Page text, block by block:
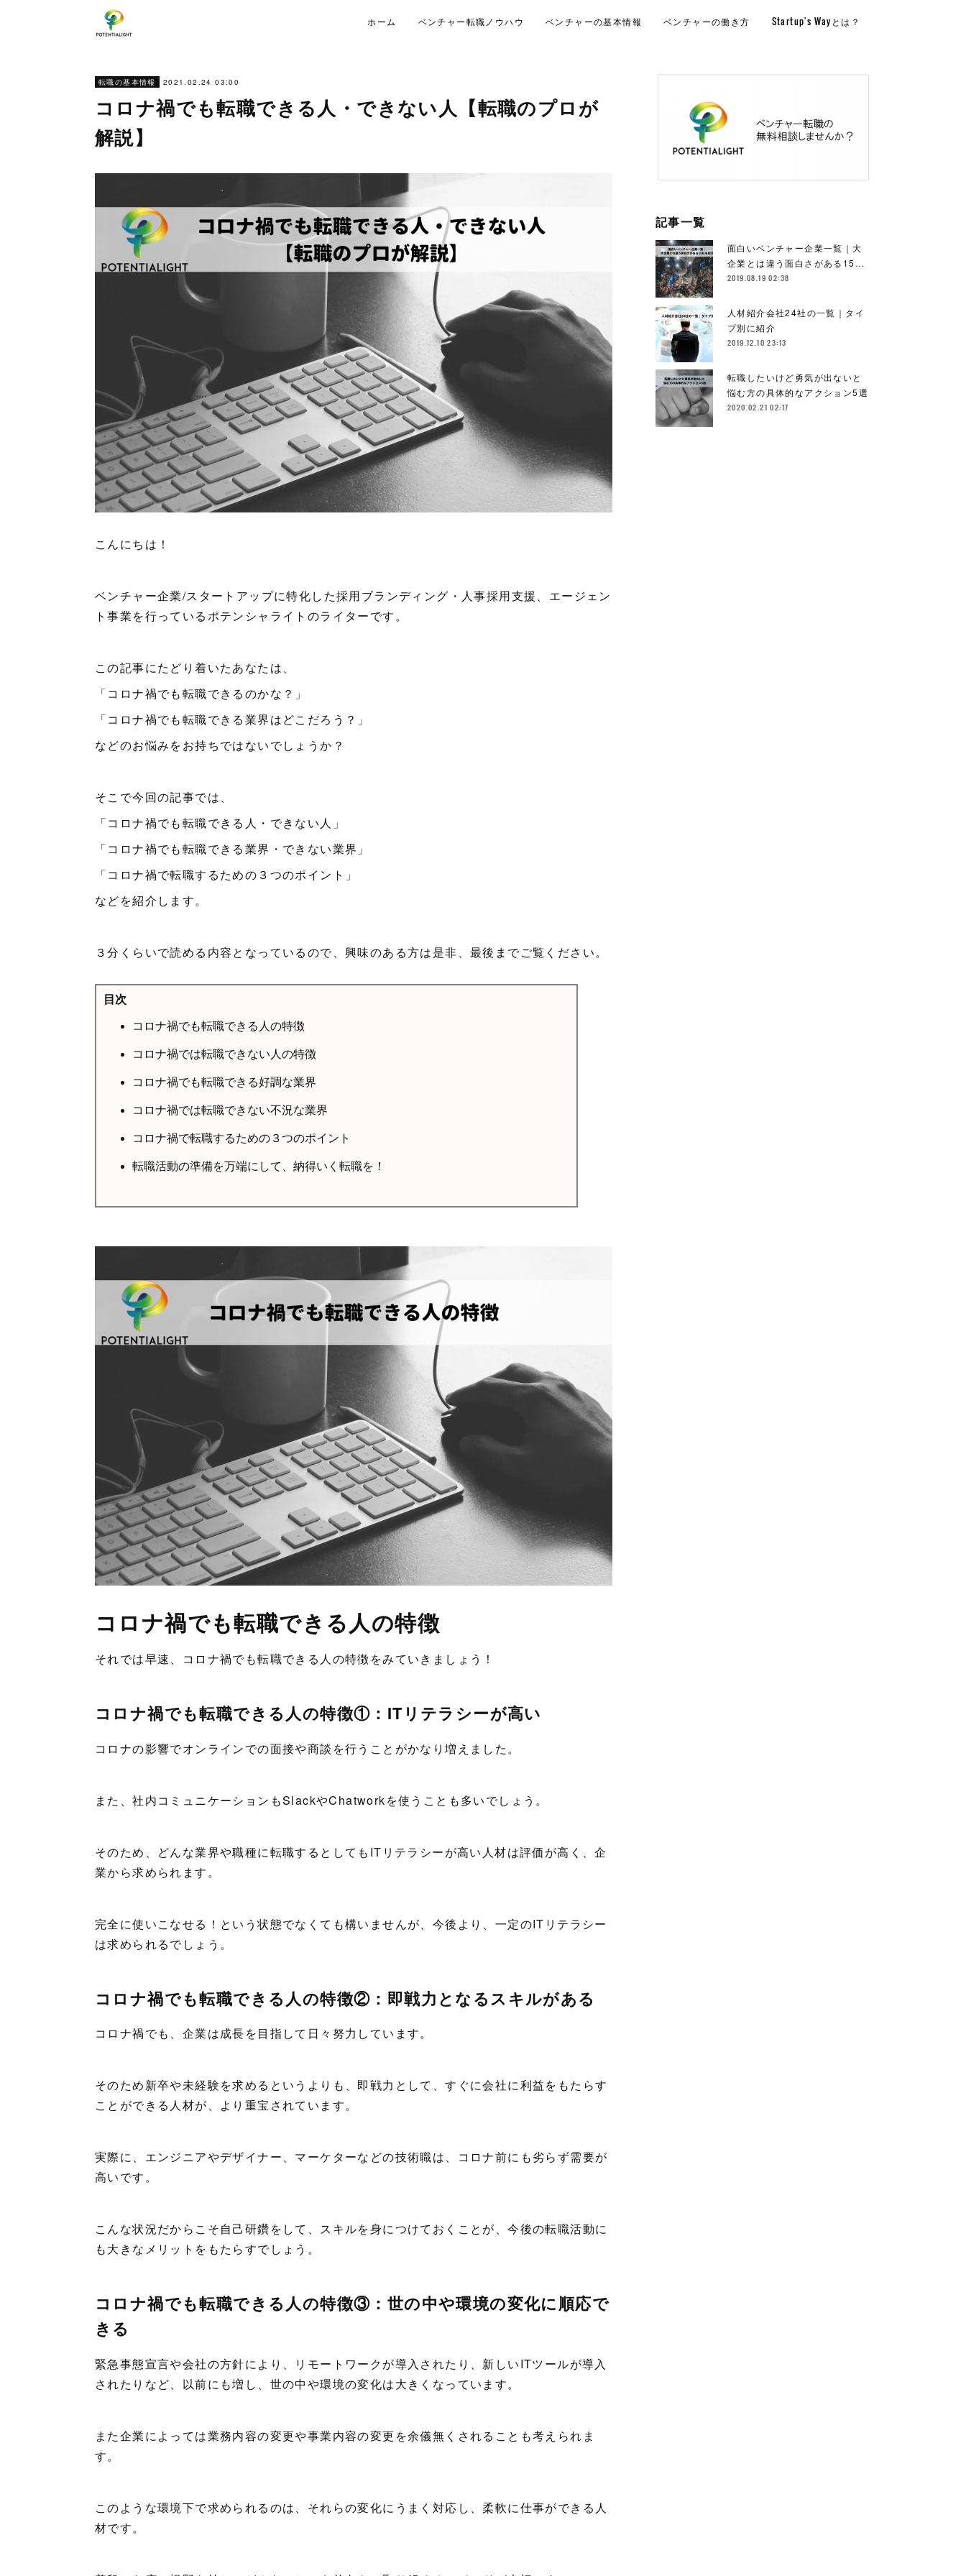
ホーム ベンチャー転職ノウハウ ベンチャーの基本情報 ベンチャーの働き方 Startup's Wayとは？
転職の基本情報 2021.02.24 03:00
コロナ禍でも転職できる人・できない人【転職のプロが
解説】
こんにちは！
ベンチャー企業/スタートアップに特化した採用ブランディング・人事採用支援、エージェン
ト事業を行っているポテンシャライトのライターです。
この記事にたどり着いたあなたは、
「コロナ禍でも転職できるのかな？」
「コロナ禍でも転職できる業界はどこだろう？」
などのお悩みをお持ちではないでしょうか？
そこで今回の記事では、
「コロナ禍でも転職できる人・できない人」
「コロナ禍でも転職できる業界・できない業界」
「コロナ禍で転職するための３つのポイント」
などを紹介します。
３分くらいで読める内容となっているので、興味のある方は是非、最後までご覧ください。
コロナ禍でも転職できる人の特徴
それでは早速、コロナ禍でも転職できる人の特徴をみていきましょう！
コロナ禍でも転職できる人の特徴①：ITリテラシーが高い
コロナの影響でオンラインでの面接や商談を行うことがかなり増えました。
また、社内コミュニケーションもSlackやChatworkを使うことも多いでしょう。
そのため、どんな業界や職種に転職するとしてもITリテラシーが高い人材は評価が高く、企
業から求められます。
完全に使いこなせる！という状態でなくても構いませんが、今後より、一定のITリテラシー
は求められるでしょう。
コロナ禍でも転職できる人の特徴②：即戦力となるスキルがある
コロナ禍でも、企業は成長を目指して日々努力しています。
そのため新卒や未経験を求めるというよりも、即戦力として、すぐに会社に利益をもたらす
ことができる人材が、より重宝されています。
実際に、エンジニアやデザイナー、マーケターなどの技術職は、コロナ前にも劣らず需要が
高いです。
こんな状況だからこそ自己研鑽をして、スキルを身につけておくことが、今後の転職活動に
も大きなメリットをもたらすでしょう。
コロナ禍でも転職できる人の特徴③：世の中や環境の変化に順応で
きる
緊急事態宣言や会社の方針により、リモートワークが導入されたり、新しいITツールが導入
されたりなど、以前にも増し、世の中や環境の変化は大きくなっています。
また企業によっては業務内容の変更や事業内容の変更を余儀無くされることも考えられま
す。
このような環境下で求められるのは、それらの変化にうまく対応し、柔軟に仕事ができる人
材です。
記事一覧
面白いベンチャー企業一覧｜大
企業とは違う面白さがある15…
2019.08.19 02:38
人材紹介会社24社の一覧｜タイ
プ別に紹介
2019.12.10 23:13
転職したいけど勇気が出ないと
悩む方の具体的なアクション5選
2020.02.21 02:17